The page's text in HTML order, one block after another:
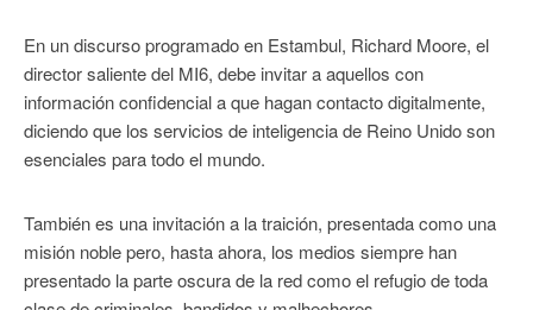
En un discurso programado en Estambul, Richard Moore, el
director saliente del MI6, debe invitar a aquellos con
información confidencial a que hagan contacto digitalmente,
diciendo que los servicios de inteligencia de Reino Unido son
esenciales para todo el mundo.
También es una invitación a la traición, presentada como una
misión noble pero, hasta ahora, los medios siempre han
presentado la parte oscura de la red como el refugio de toda